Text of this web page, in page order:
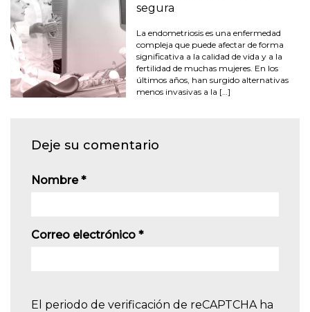
segura
La endometriosis es una enfermedad
compleja que puede afectar de forma
significativa a la calidad de vida y a la
fertilidad de muchas mujeres. En los
últimos años, han surgido alternativas
menos invasivas a la […]
Deje su comentario
Nombre*
Correo electrónico *
El periodo de verificación de reCAPTCHA ha